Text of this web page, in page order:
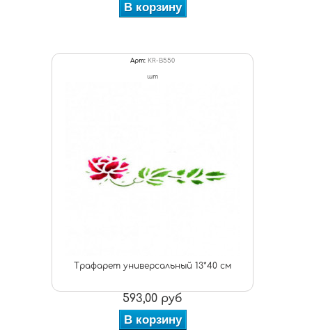
В корзину
Арт: KR-B550
шт
Трафарет универсальный 13*40 см
593,00 руб
В корзину